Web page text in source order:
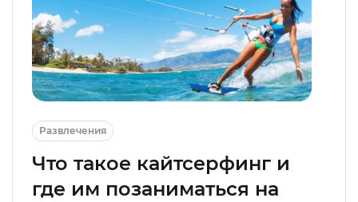
Развлечения
Что такое кайтсерфинг и
где им позаниматься на